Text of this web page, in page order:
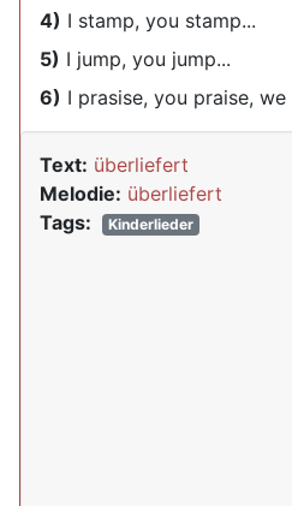
4) I stamp, you stamp...
5) I jump, you jump...
6) I prasise, you praise,
Text: überliefert
Melodie: überliefert
Tags:
Kinderlieder